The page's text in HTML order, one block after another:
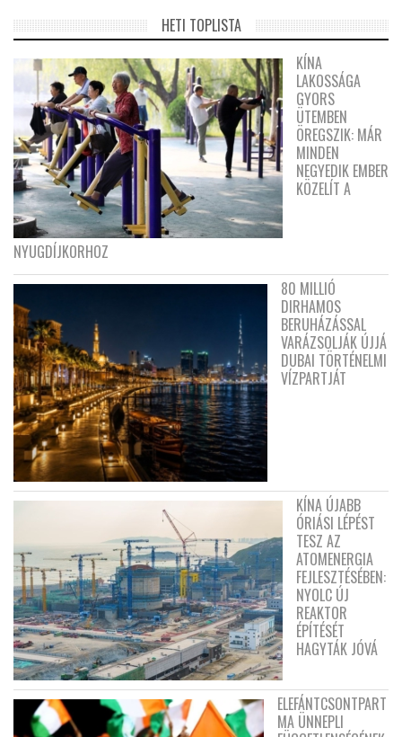
HETI TOPLISTA
KÍNA
LAKOSSÁGA
GYORS
ÜTEMBEN
ÖREGSZIK: MÁR
MINDEN
NEGYEDIK EMBER
KÖZELÍT A
NYUGDÍJKORHOZ
80 MILLIÓ
DIRHAMOS
BERUHÁZÁSSAL
VARÁZSOLJÁK ÚJJÁ
DUBAI TÖRTÉNELMI
VÍZPARTJÁT
KÍNA ÚJABB
ÓRIÁSI LÉPÉST
TESZ AZ
ATOMENERGIA
FEJLESZTÉSÉBEN:
NYOLC ÚJ
REAKTOR
ÉPÍTÉSÉT
HAGYTÁK JÓVÁ
ELEFÁNTCSONTPART
MA ÜNNEPLI